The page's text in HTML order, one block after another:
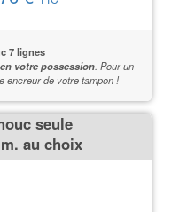
7 lignes
votre possession. Pour un
encreur de votre tampon !
seule
au choix